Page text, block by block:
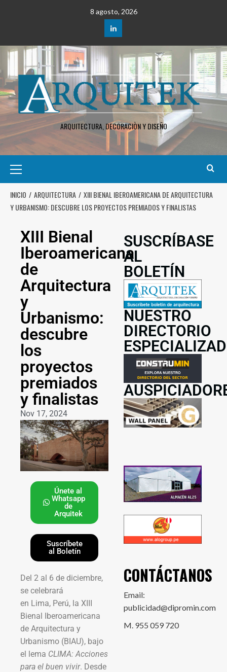
8 agosto, 2026
ARQUITECTURA, DECORACIÒN Y DISEÑO
INICIO ARQUITECTURA
XIII BIENAL IBEROAMERICANA DE ARQUITECTURA
Y URBANISMO: DESCUBRE LOS PROYECTOS PREMIADOS Y FINALISTAS
XIII Bienal
Iberoamericana
de
Arquitectura
y
Urbanismo:
descubre
los
proyectos
premiados
y finalistas
Nov 17, 2024
Únete al
Whatsapp
de
Arquitek
Suscríbete
al Boletín
Del 2 al 6 de diciembre,
se celebrará
en Lima, Perú, la XIII
Bienal Iberoamericana
de Arquitectura y
Urbanismo (BIAU), bajo
el lema CLIMA: Acciones
para el buen vivir. Desde
SUSCRÍBASE
AL
BOLETÍN
NUESTRO
DIRECTORIO
CONTÁCTANOS
Email:
publicidad@dipromin.com
M. 955 059 720